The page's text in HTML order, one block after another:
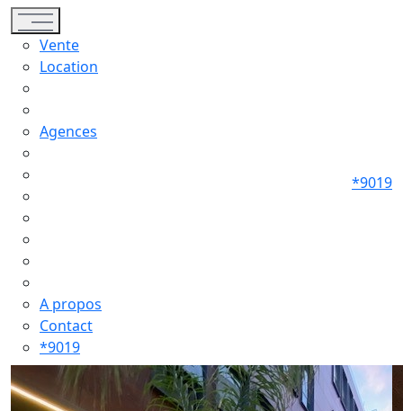
Toggle navigation
Vente
Location
Agences
A propos
Contact
*9019
*9019